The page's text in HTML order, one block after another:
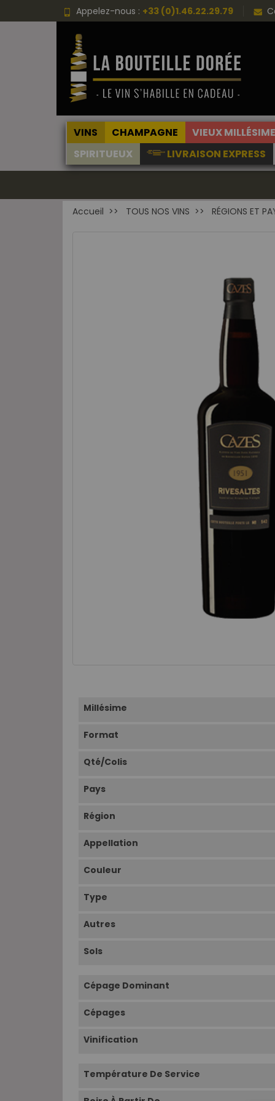
Appelez-nous : +33 (0)1.46.22.29.79
VINS CHAMPAGNE VIEUX
SPIRITUEUX
LIVRAISON EXPRESS
Accueil TOUS NOS VINS RÉGIONS ET
Millésime
Format
Qté/Colis
Pays
Région
Appellation
Couleur
Type
Autres
Sols
Cépage Dominant
Cépages
Vinification
Température De Service